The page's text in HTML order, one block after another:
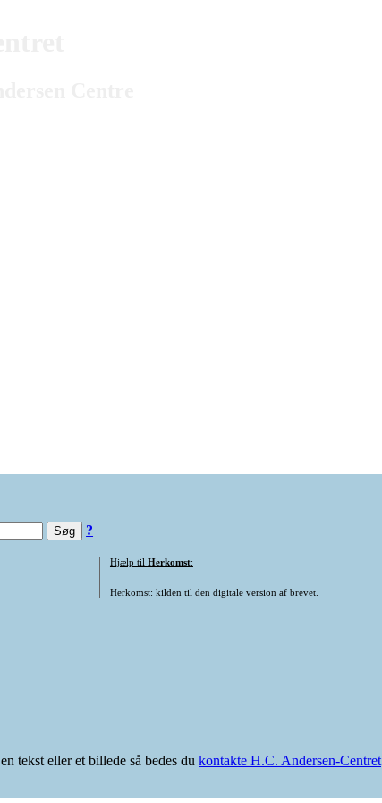
?
Hjælp til Herkomst:
Herkomst: kilden til den digitale version af brevet.
tekst eller et billede så bedes du kontakte H.C. Andersen-Centret